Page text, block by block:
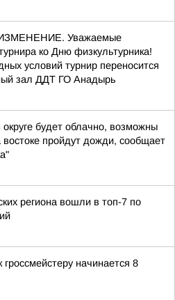
Уважаемые
ко Дню физкультурника!
условий турнир переносится
зал ДДТ ГО Анадырь
округе будет облачно, возможны
пройдут дожди, сообщает
региона вошли в топ-7 по
гроссмейстеру начинается 8